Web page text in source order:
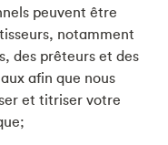
peuvent être
notamment
des prêteurs et des
afin que nous
et titriser votre